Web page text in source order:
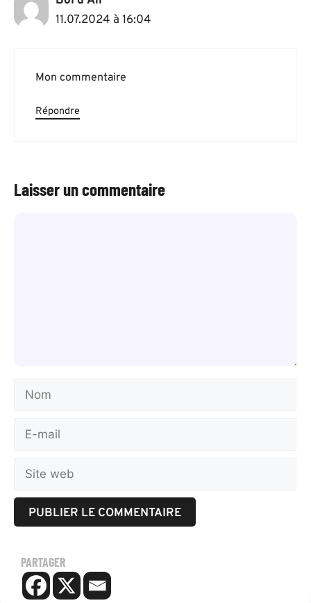
11.07.2024 à 16:04
Mon commentaire
Répondre
Laisser un commentaire
PARTAGER